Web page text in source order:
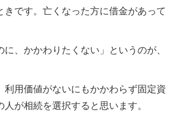
です。亡くなった方に借金があって
、かかわりたくない」というのが、
用価値がないにもかかわらず固定資
が相続を選択すると思います。